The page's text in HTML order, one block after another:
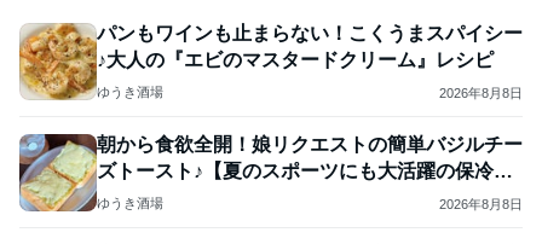
パンもワインも止まらない！こくうまスパイシー
♪大人の『エビのマスタードクリーム』レシピ
ゆうき酒場 2026年8月8日
朝から食欲全開！娘リクエストの簡単バジルチー
ズトースト♪【夏のスポーツにも大活躍の保冷ボ
トル】
ゆうき酒場 2026年8月8日